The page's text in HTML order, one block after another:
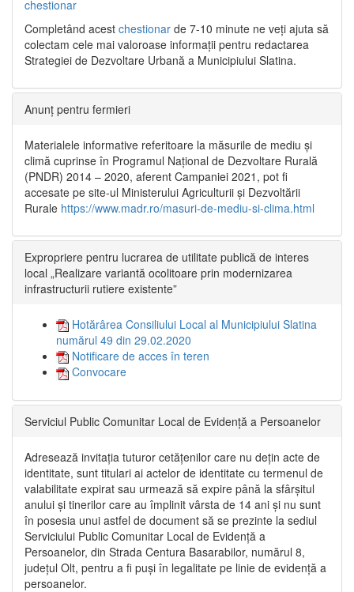
chestionar
Completând acest chestionar de 7-10 minute ne veți ajuta să
colectam cele mai valoroase informații pentru redactarea
Strategiei de Dezvoltare Urbană a Municipiului Slatina.
Anunț pentru fermieri
Materialele informative referitoare la măsurile de mediu și
climă cuprinse în Programul Național de Dezvoltare Rurală
(PNDR) 2014 – 2020, aferent Campaniei 2021, pot fi
accesate pe site-ul Ministerului Agriculturii și Dezvoltării
Rurale https://www.madr.ro/masuri-de-mediu-si-clima.html
Expropriere pentru lucrarea de utilitate publică de interes
local „Realizare variantă ocolitoare prin modernizarea
infrastructurii rutiere existente”
Hotărârea Consiliului Local al Municipiului Slatina
numărul 49 din 29.02.2020
Notificare de acces în teren
Convocare
Serviciul Public Comunitar Local de Evidență a Persoanelor
Adresează invitația tuturor cetățenilor care nu dețin acte de
identitate, sunt titulari ai actelor de identitate cu termenul de
valabilitate expirat sau urmează să expire până la sfârșitul
anului și tinerilor care au împlinit vârsta de 14 ani și nu sunt
în posesia unui astfel de document să se prezinte la sediul
Serviciului Public Comunitar Local de Evidență a
Persoanelor, din Strada Centura Basarabilor, numărul 8,
județul Olt, pentru a fi puși în legalitate pe linie de evidență a
persoanelor.